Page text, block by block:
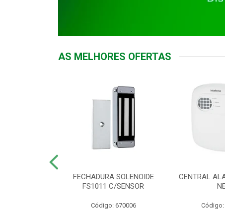
AS MELHORES OFERTAS
FECHADURA SOLENOIDE
FS1011 C/SENSOR
Código: 670006
CENTRAL
Código: